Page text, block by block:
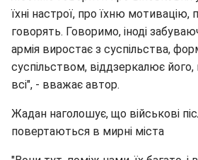
їхні настрої, про їхню
говорять. Говоримо, іноді
армія виростає з суспільства,
суспільством, віддзеркалює його,
всі", - вважає автор.
Жадан наголошує, що військові
повертаються в мирні міста